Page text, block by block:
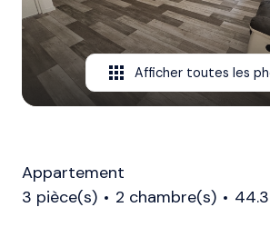
Afficher toutes les
Appartement
3 pièce(s)
2 chambre(s)